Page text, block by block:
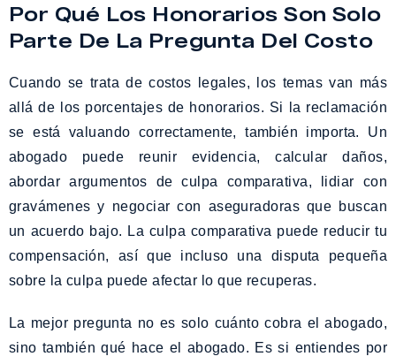
Por Qué Los Honorarios Son Solo
Parte De La Pregunta Del Costo
Cuando se trata de costos legales, los temas van más
allá de los porcentajes de honorarios. Si la reclamación
se está valuando correctamente, también importa. Un
abogado puede reunir evidencia, calcular daños,
abordar argumentos de culpa comparativa, lidiar con
gravámenes y negociar con aseguradoras que buscan
un acuerdo bajo. La culpa comparativa puede reducir tu
compensación, así que incluso una disputa pequeña
sobre la culpa puede afectar lo que recuperas.
La mejor pregunta no es solo cuánto cobra el abogado,
sino también qué hace el abogado. Es si entiendes por